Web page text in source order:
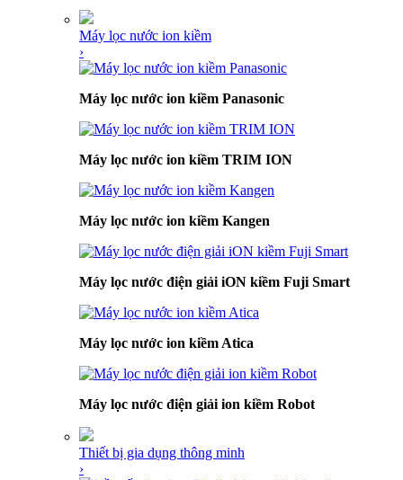
Máy lọc nước ion kiềm
›
Máy lọc nước ion kiềm Panasonic
Máy lọc nước ion kiềm TRIM ION
Máy lọc nước ion kiềm Kangen
Máy lọc nước điện giải iON kiềm Fuji Smart
Máy lọc nước ion kiềm Atica
Máy lọc nước điện giải ion kiềm Robot
Thiết bị gia dụng thông minh
›